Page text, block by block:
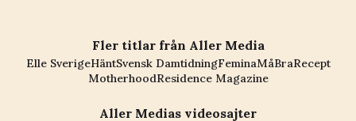
Fler titlar från Aller Media
Elle SverigeHäntSvensk DamtidningFeminaMåBraRecept
MotherhoodResidence Magazine
Aller Medias videosajter